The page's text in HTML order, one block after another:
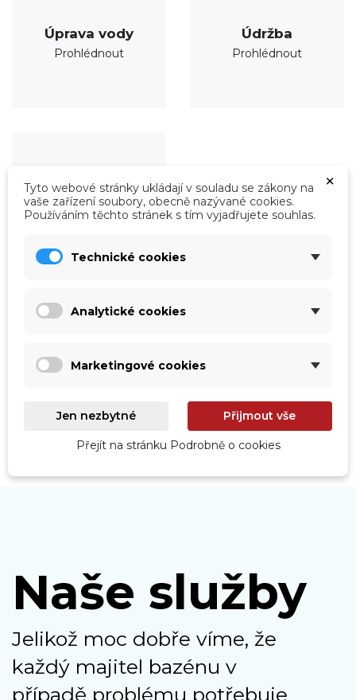
Úprava vody
Prohlédnout
Údržba
Prohlédnout
Naše služby
Jelikož moc dobře víme, že
každý majitel bazénu v
případě problému potřebuje
×
Tyto webové stránky ukládají v souladu se zákony na
vaše zařízení soubory, obecně nazývané cookies.
Používáním těchto stránek s tím vyjadřujete souhlas.
Technické cookies
Analytické cookies
Marketingové cookies
Jen nezbytné Přijmout vše
Přejít na stránku Podrobně o cookies